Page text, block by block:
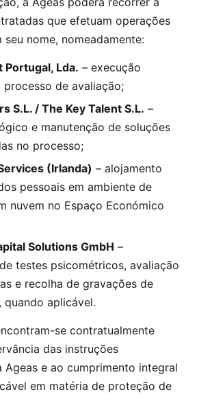
que efetuam operações
nome, nomeadamente:
Portugal, Lda. – execução
de avaliação;
S.L. / The Key Talent S.L. –
e manutenção de soluções
no processo;
(Irlanda) – alojamento
pessoais em ambiente de
nuvem no Espaço Económico
Solutions GmbH –
testes psicométricos, avaliação
e recolha de gravações de
quando aplicável.
se contratualmente
das instruções
Ageas e ao cumprimento integral
em matéria de proteção de